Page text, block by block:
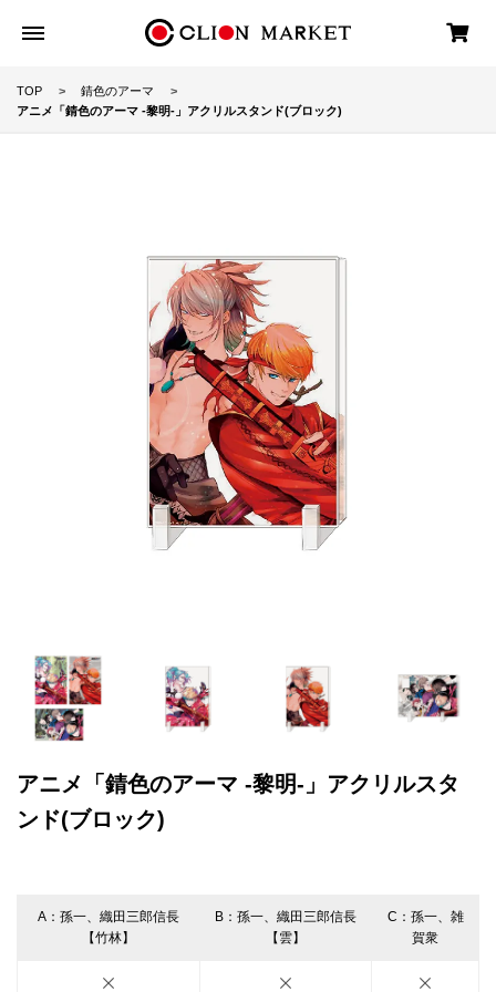
TOP
錆色のアーマ
アニメ「錆色のアーマ -黎明-」アクリルスタンド(ブロック)
アニメ「錆色のアーマ -黎明-」アクリルスタ
ンド(ブロック)
A：孫一、織田三郎信長
【竹林】
B：孫一、織田三郎信長
【雲】
C：孫一、雑
賀衆